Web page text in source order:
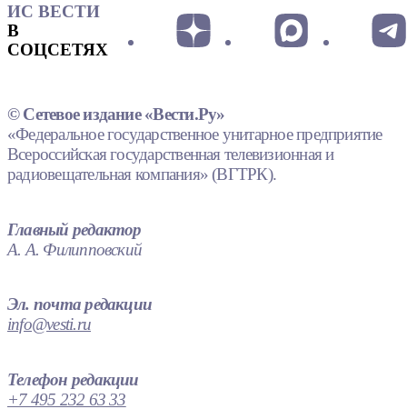
ИС ВЕСТИ
В
СОЦСЕТЯХ
© Сетевое издание «Вести.Ру»
«Федеральное государственное унитарное предприятие
Всероссийская государственная телевизионная и
радиовещательная компания» (ВГТРК).
Главный редактор
А. А. Филипповский
Эл. почта редакции
info@vesti.ru
Телефон редакции
+7 495 232 63 33